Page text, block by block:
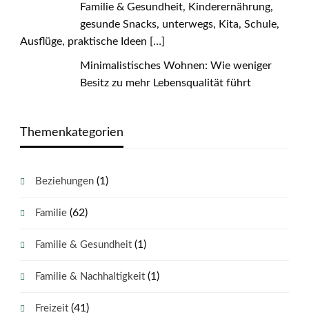
Familie & Gesundheit, Kinderernährung,
gesunde Snacks, unterwegs, Kita, Schule,
Ausflüge, praktische Ideen […]
Minimalistisches Wohnen: Wie weniger
Besitz zu mehr Lebensqualität führt
Themenkategorien
Beziehungen(1)
Familie(62)
Familie & Gesundheit(1)
Familie & Nachhaltigkeit(1)
Freizeit(41)